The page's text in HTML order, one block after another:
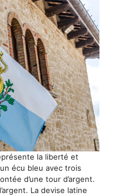
la liberté et
écu bleu avec trois
d’une tour d’argent.
La devise latine